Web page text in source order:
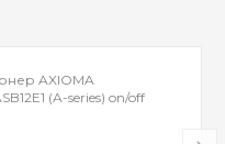
AXIOMA
(A-series) on/off